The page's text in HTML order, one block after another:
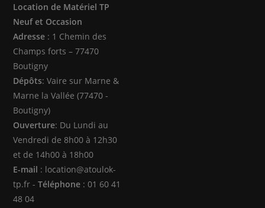
dans
un
nouvel
onglet
dans
un
nouvel
onglet
dans
un
nouvel
onglet
Location de Matériel TP
Neuf et Occasion
Adresse : 1 Chemin des
Champs forts – 77470
Boutigny
Dépôts: Vaire sur Marne &
Marne la Vallée (77470 -
Boutigny)
Ouverture: Du Lundi au
Vendredi de 8h00 à 12h30
et de 14h00 à 18h00
E-mail : location@atoulok-
tp.fr -Téléphone : 01 60 41
48 04